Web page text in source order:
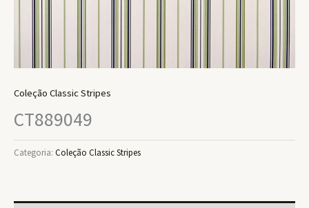
Coleção Classic Stripes
CT889049
Categoria: Coleção Classic Stripes